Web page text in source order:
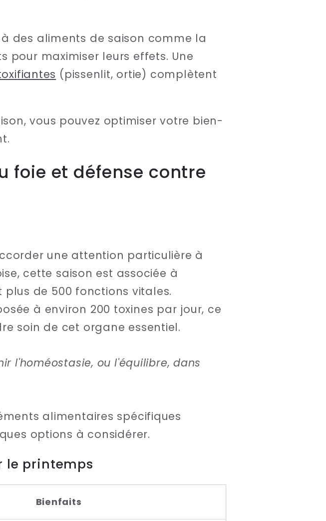
des aliments de saison comme la
pour maximiser leurs effets. Une
(pissenlit, ortie) complètent
vous pouvez optimiser votre bien-
foie et défense contre
une attention particulière à
cette saison est associée à
de 500 fonctions vitales.
à environ 200 toxines par jour, ce
soin de cet organe essentiel.
l'homéostasie, ou l'équilibre, dans
alimentaires spécifiques
options à considérer.
le printemps
Bienfaits